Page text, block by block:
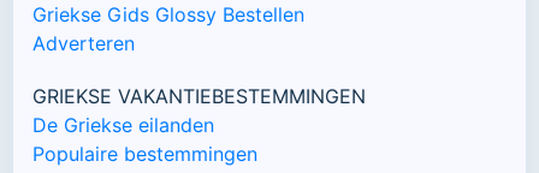
Griekse Gids Glossy Bestellen
Adverteren
GRIEKSE VAKANTIEBESTEMMINGEN
De Griekse eilanden
Populaire bestemmingen